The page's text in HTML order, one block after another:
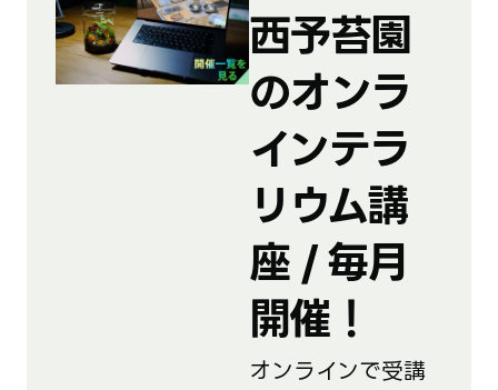
西予苔園
のオンラ
インテラ
リウム講
座 / 毎月
開催！
オンラインで受講